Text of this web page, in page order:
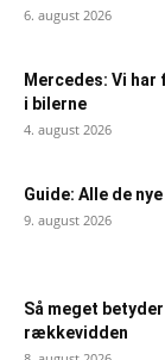
6. august 2026
Mercedes: Vi
i bilerne
4. august 2026
Guide: Alle de
9. august 2026
Så meget
rækkevidden